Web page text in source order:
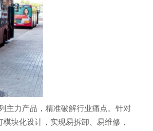
主力产品，精准破解行业痛点。针对
块化设计，实现易拆卸、易维修，